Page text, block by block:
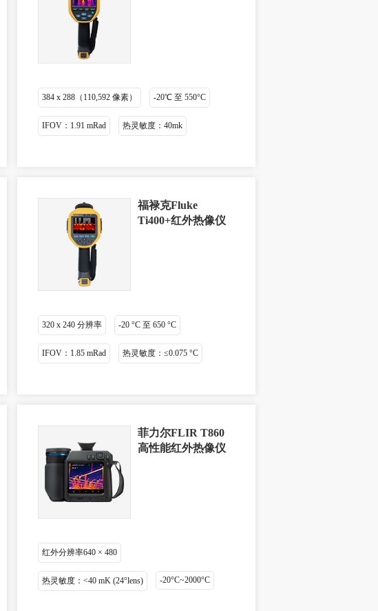
384 x 288（110,592 像素） -20℃ 至 550°C
IFOV：1.91 mRad 热灵敏度：40mk
福禄克Fluke
Ti400+红外热像仪
320 x 240 分辨率 -20 °C 至 650 °C
IFOV：1.85 mRad 热灵敏度：≤0.075 °C
菲力尔FLIR T860
高性能红外热像仪
红外分辨率640 × 480
热灵敏度：<40 mK (24°lens) -20°C~2000°C